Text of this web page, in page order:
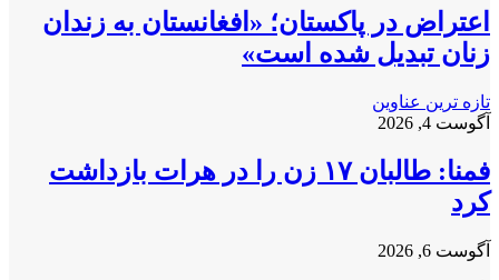
اعتراض در پاکستان؛ «افغانستان به زندان
زنان تبدیل شده است»
تازه ترین عناوین
آگوست 4, 2026
فمنا: طالبان ۱۷ زن را در هرات بازداشت
کرد
آگوست 6, 2026